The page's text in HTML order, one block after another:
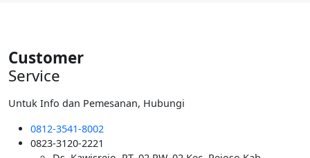
Customer
Service
Untuk Info dan Pemesanan, Hubungi
0812-3541-8002
0823-3120-2221